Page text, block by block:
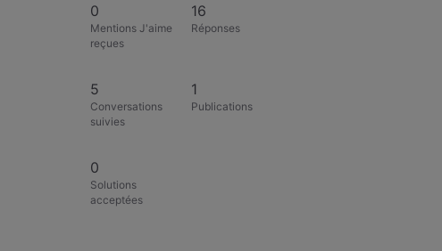
0
Mentions J'aime
reçues
16
Réponses
5
Conversations
suivies
1
Publications
0
Solutions
acceptées